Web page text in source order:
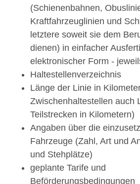
(Schienenbahnen,
Kraftfahrzeuglinien und
letztere soweit sie dem
dienen) in einfacher
elektronischer Form -
Haltestellenverzeichnis
Länge der Linie in
Zwischenhaltestellen auch
Teilstrecken in Kilometern)
Angaben über die
Fahrzeuge (Zahl, Art und
und Stehplätze)
geplante Tarife und
Beförderungsbedingungen